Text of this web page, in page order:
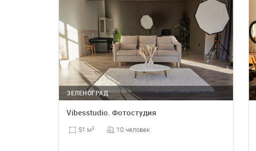
ЗЕЛЕНОГРАД
Vibesstudio. Фотостудия
51 м2 10 человек